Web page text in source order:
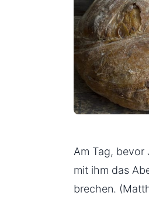
Am Tag, bevor
mit ihm das
brechen.